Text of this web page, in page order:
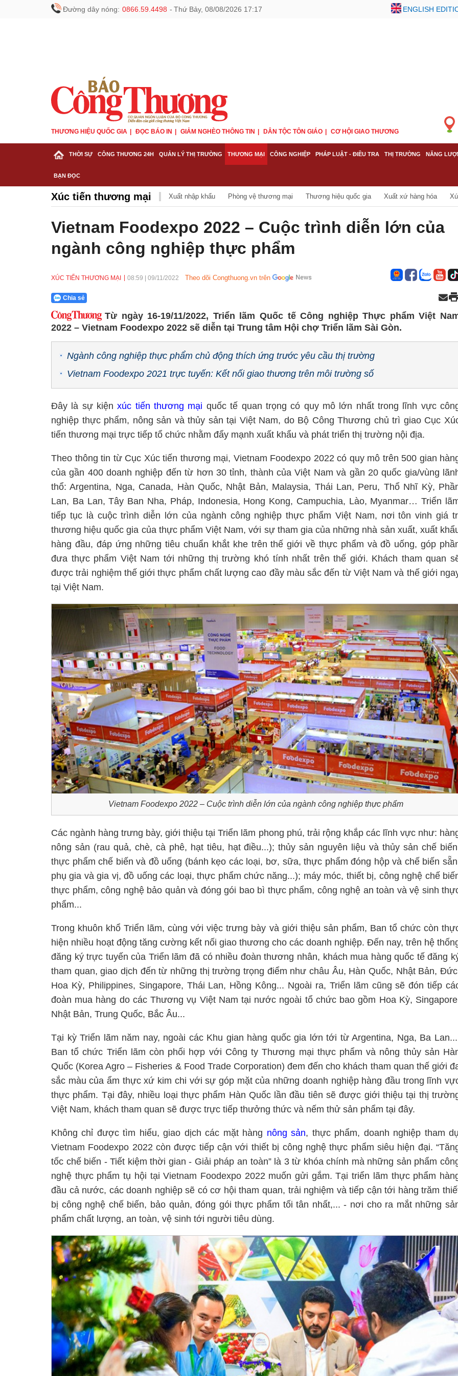
Đường dây nóng: 0866.59.4498 - Thứ Bảy, 08/08/2026 17:17 ENGLISH
THƯƠNG HIỆU QUỐC GIA ĐỌC BÁO IN GIẢM NGHÈO THÔNG TIN DÂN TỘC TÔN GIÁO CƠ HỘI GIAO THƯƠNG
THỜI SỰ CÔNG THƯƠNG 24H QUẢN LÝ THỊ TRƯỜNG THƯƠNG MẠI CÔNG NGHIỆP PHÁP LUẬT - ĐIỀU TRA THỊ TRƯỜNG NĂNG
BẠN ĐỌC
Xúc tiến thương mại Xuất nhập khẩu Phòng vệ thương mại Thương hiệu quốc gia Xuất xứ hàng hóa
Vietnam Foodexpo 2022 – Cuộc trình diễn lớn của
ngành công nghiệp thực phẩm
XÚC TIẾN THƯƠNG MẠI 08:59 09/11/2022 Theo dõi Congthuong.vn trên
Chia sẻ
Từ ngày 16-19/11/2022, Triển lãm Quốc tế Công nghiệp Thực phẩm Việt
2022 – Vietnam Foodexpo 2022 sẽ diễn tại Trung tâm Hội chợ Triển lãm Sài Gòn.
Ngành công nghiệp thực phẩm chủ động thích ứng trước yêu cầu thị trường
Vietnam Foodexpo 2021 trực tuyến: Kết nối giao thương trên môi trường số
Đây là sự kiệnxúc tiến thương mại quốc tế quan trọng có quy mô lớn nhất trong lĩnh vực
nghiệp thực phẩm, nông sản và thủy sản tại Việt Nam, do Bộ Công Thương chủ trì giao Cục
tiến thương mại trực tiếp tổ chức nhằm đẩy mạnh xuất khẩu và phát triển thị trường nội địa.
Theo thông tin từ Cục Xúc tiến thương mại, Vietnam Foodexpo 2022 có quy mô trên 500 gian
của gần 400 doanh nghiệp đến từ hơn 30 tỉnh, thành của Việt Nam và gần 20 quốc gia/vùng
thổ: Argentina, Nga, Canada, Hàn Quốc, Nhật Bản, Malaysia, Thái Lan, Peru, Thổ Nhĩ Kỳ,
Lan, Ba Lan, Tây Ban Nha, Pháp, Indonesia, Hong Kong, Campuchia, Lào, Myanmar… Triển
tiếp tục là cuộc trình diễn lớn của ngành công nghiệp thực phẩm Việt Nam, nơi tôn vinh giá
thương hiệu quốc gia của thực phẩm Việt Nam, với sự tham gia của những nhà sản xuất, xuất
hàng đầu, đáp ứng những tiêu chuẩn khắt khe trên thế giới về thực phẩm và đồ uống, góp
đưa thực phẩm Việt Nam tới những thị trường khó tính nhất trên thế giới. Khách tham quan
được trải nghiệm thế giới thực phẩm chất lượng cao đầy màu sắc đến từ Việt Nam và thế giới
tại Việt Nam.
Vietnam Foodexpo 2022 – Cuộc trình diễn lớn của ngành công nghiệp thực phẩm
Các ngành hàng trưng bày, giới thiệu tại Triển lãm phong phú, trải rộng khắp các lĩnh vực như:
nông sản (rau quả, chè, cà phê, hạt tiêu, hạt điều...); thủy sản nguyên liệu và thủy sản chế
thực phẩm chế biến và đồ uống (bánh kẹo các loại, bơ, sữa, thực phẩm đóng hộp và chế biến
phụ gia và gia vị, đồ uống các loại, thực phẩm chức năng...); máy móc, thiết bị, công nghệ chế
thực phẩm, công nghệ bảo quản và đóng gói bao bì thực phẩm, công nghệ an toàn và vệ sinh
phẩm...
Trong khuôn khổ Triển lãm, cùng với việc trưng bày và giới thiệu sản phẩm, Ban tổ chức còn
hiện nhiều hoạt động tăng cường kết nối giao thương cho các doanh nghiệp. Đến nay, trên hệ
đăng ký trực tuyến của Triển lãm đã có nhiều đoàn thương nhân, khách mua hàng quốc tế đăng
tham quan, giao dịch đến từ những thị trường trọng điểm như châu Âu, Hàn Quốc, Nhật Bản,
Hoa Kỳ, Philippines, Singapore, Thái Lan, Hồng Kông... Ngoài ra, Triển lãm cũng sẽ đón tiếp
đoàn mua hàng do các Thương vụ Việt Nam tại nước ngoài tổ chức bao gồm Hoa Kỳ,
Nhật Bản, Trung Quốc, Bắc Âu...
Tại kỳ Triển lãm năm nay, ngoài các Khu gian hàng quốc gia lớn tới từ Argentina, Nga, Ba
Ban tổ chức Triển lãm còn phối hợp với Công ty Thương mại thực phẩm và nông thủy sản
Quốc (Korea Agro – Fisheries & Food Trade Corporation) đem đến cho khách tham quan thế giới
sắc màu của ẩm thực xứ kim chi với sự góp mặt của những doanh nghiệp hàng đầu trong lĩnh
thực phẩm. Tại đây, nhiều loại thực phẩm Hàn Quốc lần đầu tiên sẽ được giới thiệu tại thị
Việt Nam, khách tham quan sẽ được trực tiếp thưởng thức và nếm thử sản phẩm tại đây.
Không chỉ được tìm hiểu, giao dịch các mặt hàng nông sản, thực phẩm, doanh nghiệp tham
Vietnam Foodexpo 2022 còn được tiếp cận với thiết bị công nghệ thực phẩm siêu hiện đại.
tốc chế biến - Tiết kiệm thời gian - Giải pháp an toàn” là 3 từ khóa chính mà những sản phẩm
nghệ thực phẩm tụ hội tại Vietnam Foodexpo 2022 muốn gửi gắm. Tại triển lãm thực phẩm
đầu cả nước, các doanh nghiệp sẽ có cơ hội tham quan, trải nghiệm và tiếp cận tới hàng trăm
bị công nghệ chế biến, bảo quản, đóng gói thực phẩm tối tân nhất,... - nơi cho ra mắt những
phẩm chất lượng, an toàn, vệ sinh tới người tiêu dùng.